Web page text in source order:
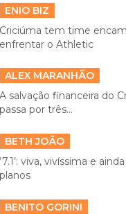
ENIO BIZ
Criciúma tem time
enfrentar o Athletic
ALEX MARANHÃO
A salvação financeira do
passa por três...
BETH JOÃO
‘7.1’: viva, vivíssima e
planos
BENITO GORINI